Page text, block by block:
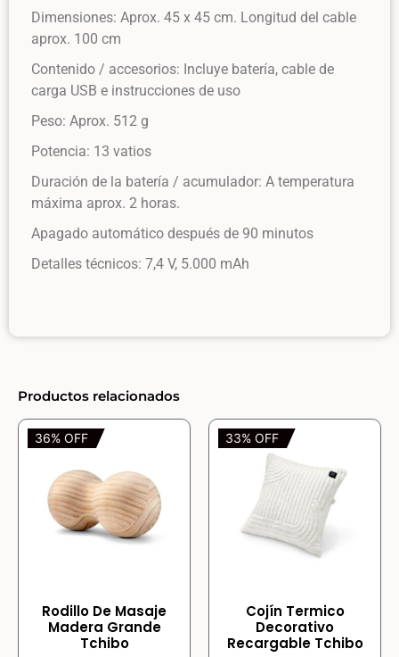
Dimensiones: Aprox. 45 x 45 cm. Longitud del cable
aprox. 100 cm
Contenido / accesorios: Incluye batería, cable de
carga USB e instrucciones de uso
Peso: Aprox. 512 g
Potencia: 13 vatios
Duración de la batería / acumulador: A temperatura
máxima aprox. 2 horas.
Apagado automático después de 90 minutos
Detalles técnicos: 7,4 V, 5.000 mAh
Productos relacionados
36% OFF
Rodillo De Masaje
Madera Grande
Tchibo
33% OFF
Cojín Termico
Decorativo
Recargable Tchibo